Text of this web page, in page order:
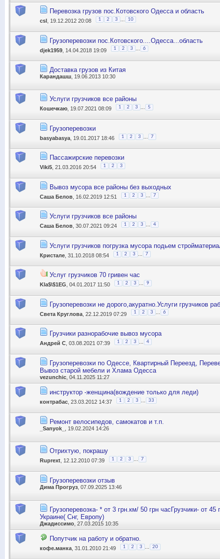
Перевозка грузов пос.Котовского Одесса и область
csl , 19.12.2012 20:08 1 2 3 10
Грузоперевозки пос.Котовского....Одесса...область
djek1959 , 14.04.2018 19:09 1 2 3 6
Доставка грузов из Китая
Карандашш , 19.06.2013 10:30
Услуги грузчиков все районы
Кошечкаю , 19.07.2021 08:09 1 2 3 5
Грузоперевозки
basyabasya , 19.01.2017 18:46 1 2 3 7
Пассажирские перевозки
Viki5 , 21.03.2016 20:54 1 2 3
Вывоз мусора все районы без выходных
Саша Белов , 16.02.2019 12:51 1 2 3 7
Услуги грузчиков все районы
Саша Белов , 30.07.2021 09:24 1 2 3 4
Услуги грузчиков погрузка мусора подьем
Кристале , 31.10.2018 08:54 1 2 3 7
Услуг грузчиков 70 гривен час
Kla$\$1EG , 04.01.2017 11:50 1 2 3 9
Грузоперевозки не дорого,акуратно.Услуги грузчиков
Света Круглова , 22.12.2019 07:29 1 2 3 ... 6
Грузчики разнорабочие вывоз мусора
Андрей С , 03.08.2021 07:39 1 2 3 4
Грузоперевозки по Одессе, Квартирный Переезд,
Вывоз старой мебели и Хлама Одесса
vezunchic , 04.11.2025 11:27
инструктор -женщина(вождение только для леди)
контрабас , 23.03.2012 14:37 1 2 3 33
Ремонт велосипедов, самокатов и т.п.
_Sanyok_ , 19.02.2024 14:26
Отрихтую, покрашу
Ruprext , 12.12.2010 07:39 1 2 3 7
Грузоперевозки отзыв
Дима Прогруз , 07.09.2025 13:46
Грузоперевозка- * от 3 грн.км/ 50 грн часГрузчики- от
Украине( Снг, Европу)
Джадиссимо , 27.03.2015 10:35
Попутчик на работу и обратно.
кофе.манка , 31.01.2010 21:49 1 2 3 20